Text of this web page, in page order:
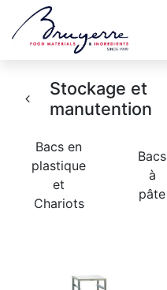
Stockage et
manutention
Bacs en
plastique
et
Chariots
Bacs
à
pâte